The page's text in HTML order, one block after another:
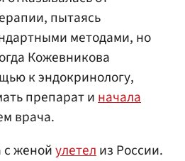
пытаясь
методами, но
Кожевникова
к эндокринологу,
препарат иначала
врача.
с женойулетелиз России.